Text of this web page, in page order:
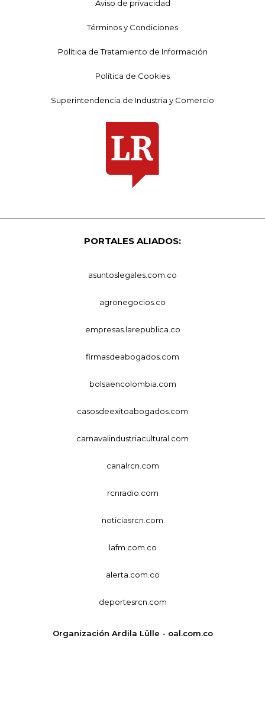
Aviso de privacidad
Términos y Condiciones
Política de Tratamiento de Información
Política de Cookies
Superintendencia de Industria y Comercio
PORTALES ALIADOS:
asuntoslegales.com.co
agronegocios.co
empresas.larepublica.co
firmasdeabogados.com
bolsaencolombia.com
casosdeexitoabogados.com
carnavalindustriacultural.com
canalrcn.com
rcnradio.com
noticiasrcn.com
lafm.com.co
alerta.com.co
deportesrcn.com
Organización Ardila Lülle - oal.com.co